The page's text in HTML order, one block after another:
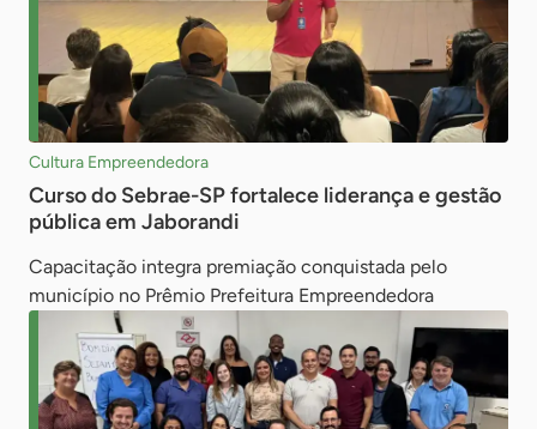
Cultura Empreendedora
Curso do Sebrae-SP fortalece liderança e gestão
pública em Jaborandi
Capacitação integra premiação conquistada pelo
município no Prêmio Prefeitura Empreendedora